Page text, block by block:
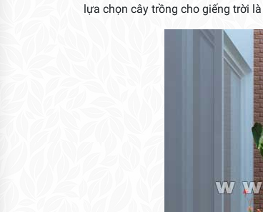
lựa chọn cây trồng cho giếng trời